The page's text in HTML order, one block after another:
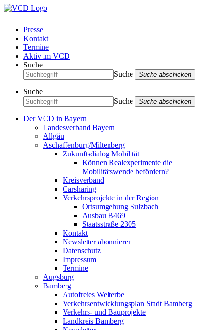
Presse
Kontakt
Termine
Aktiv im VCD
Suche
Suche
Suche abschicken
Suche
Suche
Suche abschicken
Der VCD in Bayern
Landesverband Bayern
Allgäu
Aschaffenburg/Miltenberg
Zukunftsdialog Mobilität
Können Realexperimente die
Mobilitätswende befördern?
Kreisverband
Carsharing
Verkehrsprojekte in der Region
Ortsumgehung Sulzbach
Ausbau B469
Staatsstraße 2305
Kontakt
Newsletter abonnieren
Datenschutz
Impressum
Termine
Augsburg
Bamberg
Autofreies Welterbe
Verkehrsentwicklungsplan Stadt Bamberg
Verkehrs- und Bauprojekte
Landkreis Bamberg